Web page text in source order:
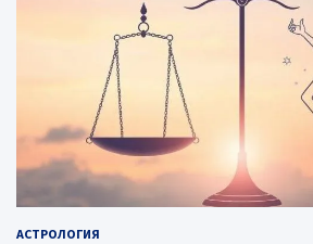
АСТРОЛОГИЯ